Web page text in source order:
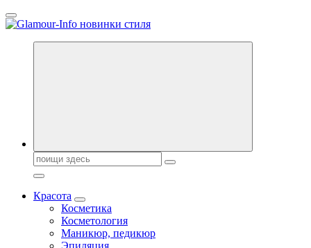
Перейти
к
Секреты молодости, красоты и долголетия. Гламурный журнал
Поиск:
Красота
Косметика
Косметология
Маникюр, педикюр
Эпиляция